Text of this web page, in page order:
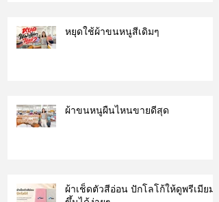
หยุดใช้ผ้าขนหนูสีเดิมๆ
ผ้าขนหนูผืนไหนขายดีสุด
ผ้าเช็ดตัวสีอ่อน ปักโลโก้ให้ดูพรีเมียม